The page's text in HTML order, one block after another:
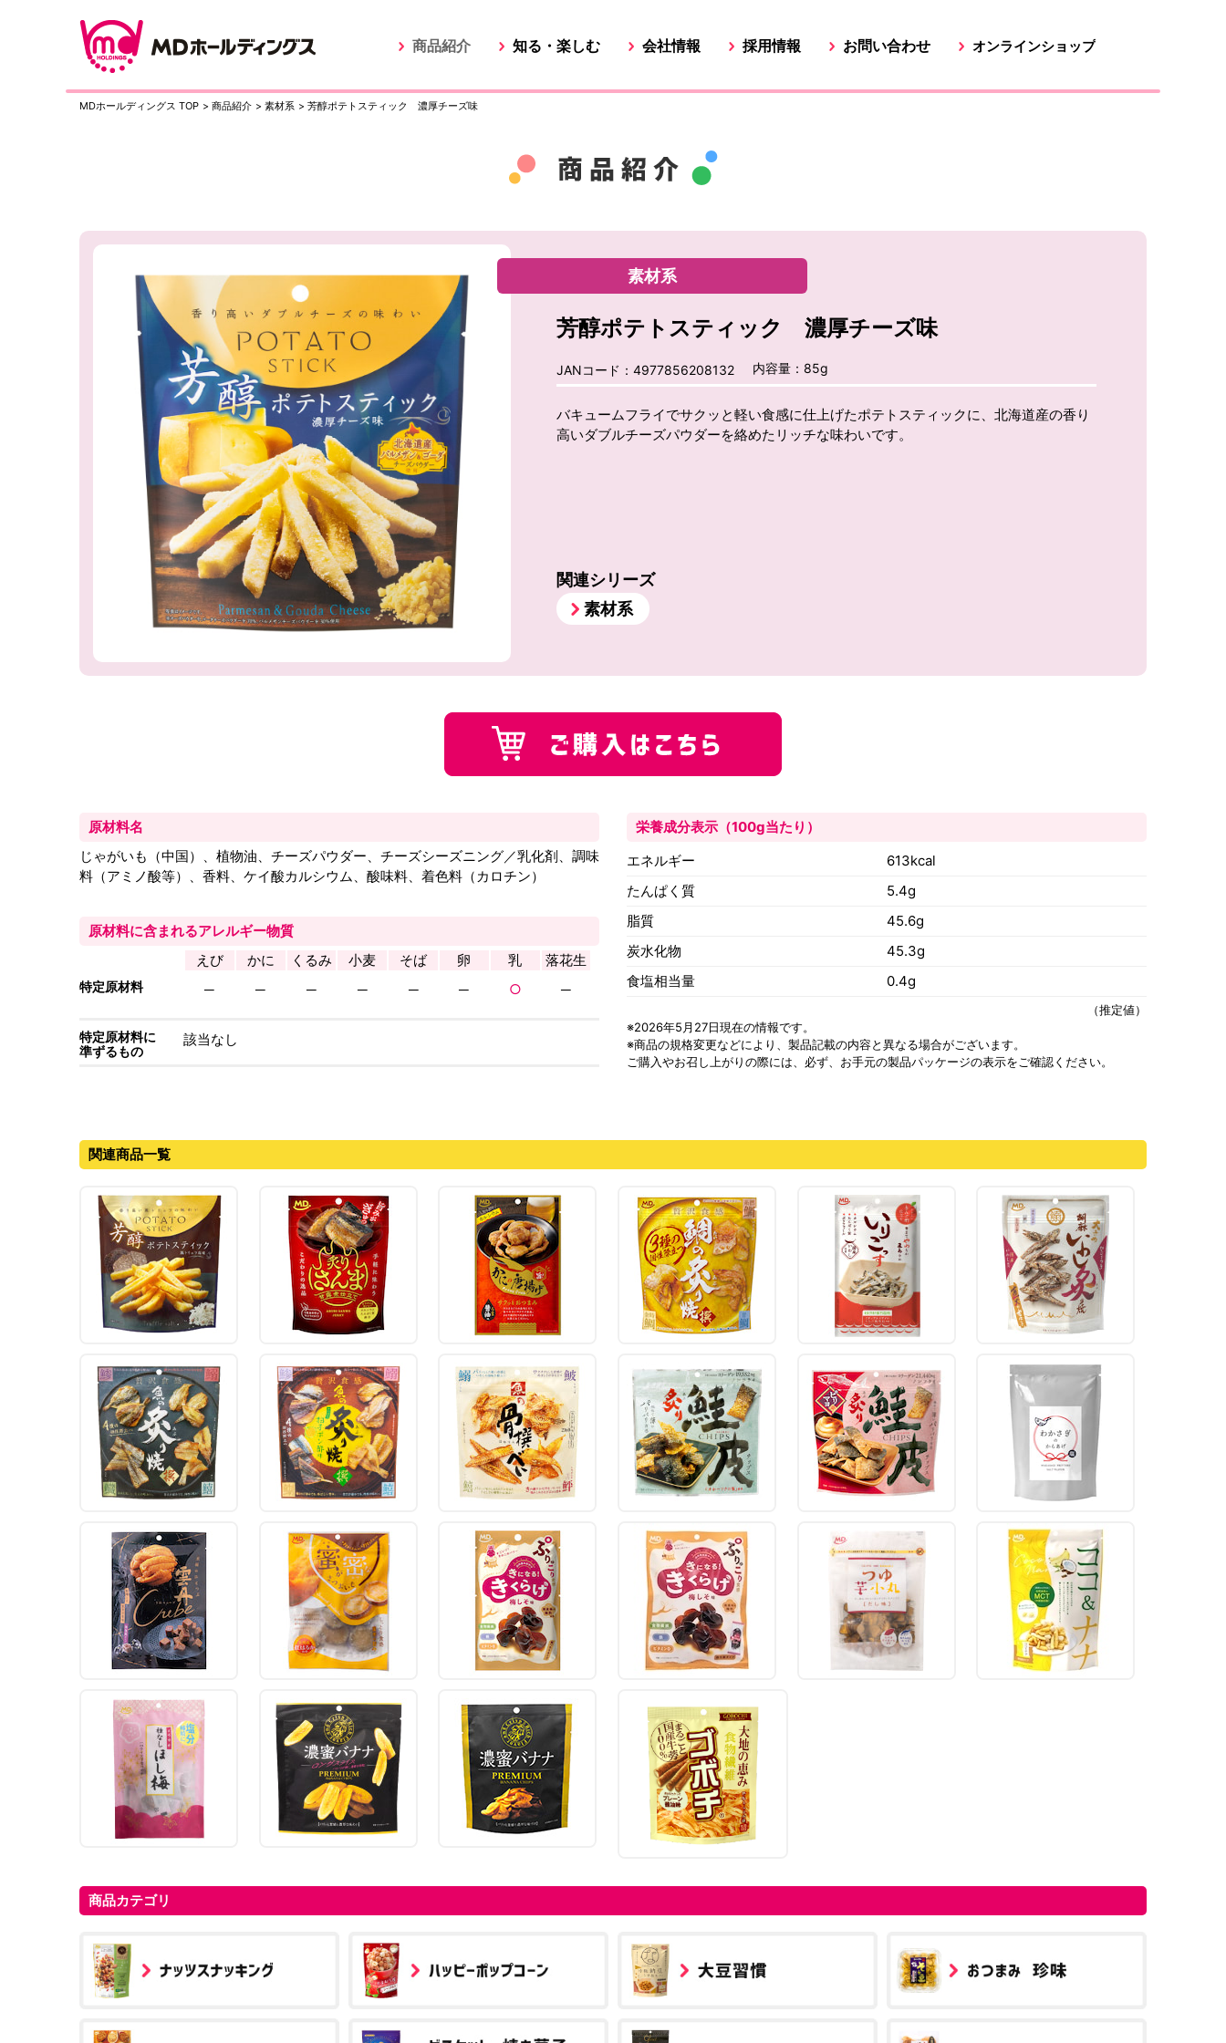
商品紹介 知る・楽しむ 会社情報 採用情報 お問い合わせ オンラインショップ
MDホールディングス TOP > 商品紹介 > 素材系 > 芳醇ポテトスティック 濃厚チーズ味
素材系
芳醇ポテトスティック 濃厚チーズ味
JANコード：4977856208132 内容量：85g
バキュームフライでサクッと軽い食感に仕上げたポテトスティックに、北海道産の香り
高いダブルチーズパウダーを絡めたリッチな味わいです。
関連シリーズ
素材系
原材料名
じゃがいも（中国）、植物油、チーズパウダー、チーズシーズニング／乳化剤、調味
料（アミノ酸等）、香料、ケイ酸カルシウム、酸味料、着色料（カロチン）
原材料に含まれるアレルギー物質
特定原材料
えび
─
かに
─
くるみ
─
小麦
─
そば
─
卵
─
乳
○
落花生
─
特定原材料に
準ずるもの
該当なし
栄養成分表示（100g当たり）
エネルギー
613kcal
たんぱく質
5.4g
脂質
45.6g
炭水化物
45.3g
食塩相当量
0.4g
（推定値）
※2026年5月27日現在の情報です。
※商品の規格変更などにより、 製品記載の内容と異なる場合がございます。
ご購入やお召し上がりの際には、必ず、お手元の製品パッケージの表示をご確認ください。
関連商品一覧
商品カテゴリ